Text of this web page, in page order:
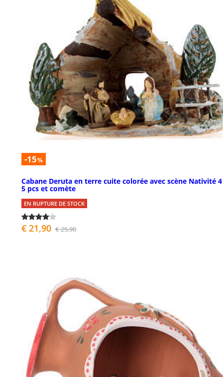
-15%
Cabane Deruta en terre cuite colorée avec scène Nativité
5 pcs et comète
EN RUPTURE DE STOCK
€ 21,90 € 25,90